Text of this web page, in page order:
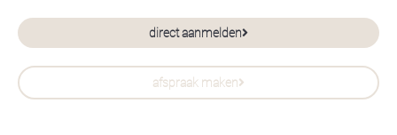
direct aanmelden
afspraak maken